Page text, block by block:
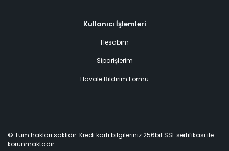
Kullanıcı İşlemleri
Hesabım
Siparişlerim
Havale Bildirim Formu
© Tüm hakları saklıdır. Kredi kartı bilgileriniz 256bit SSL sertifikası ile
korunmaktadır.